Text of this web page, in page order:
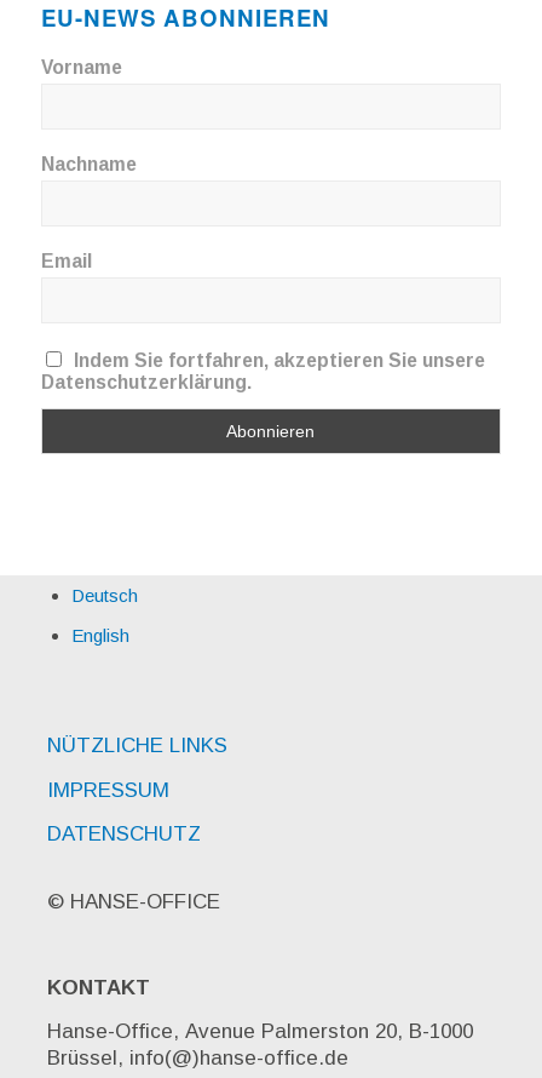
EU-NEWS ABONNIEREN
Vorname
Nachname
Email
Indem Sie fortfahren, akzeptieren Sie unsere
Datenschutzerklärung.
Deutsch
English
NÜTZLICHE LINKS
IMPRESSUM
DATENSCHUTZ
© HANSE-OFFICE
KONTAKT
Hanse-Office, Avenue Palmerston 20, B-1000
Brüssel, info(@)hanse-office.de